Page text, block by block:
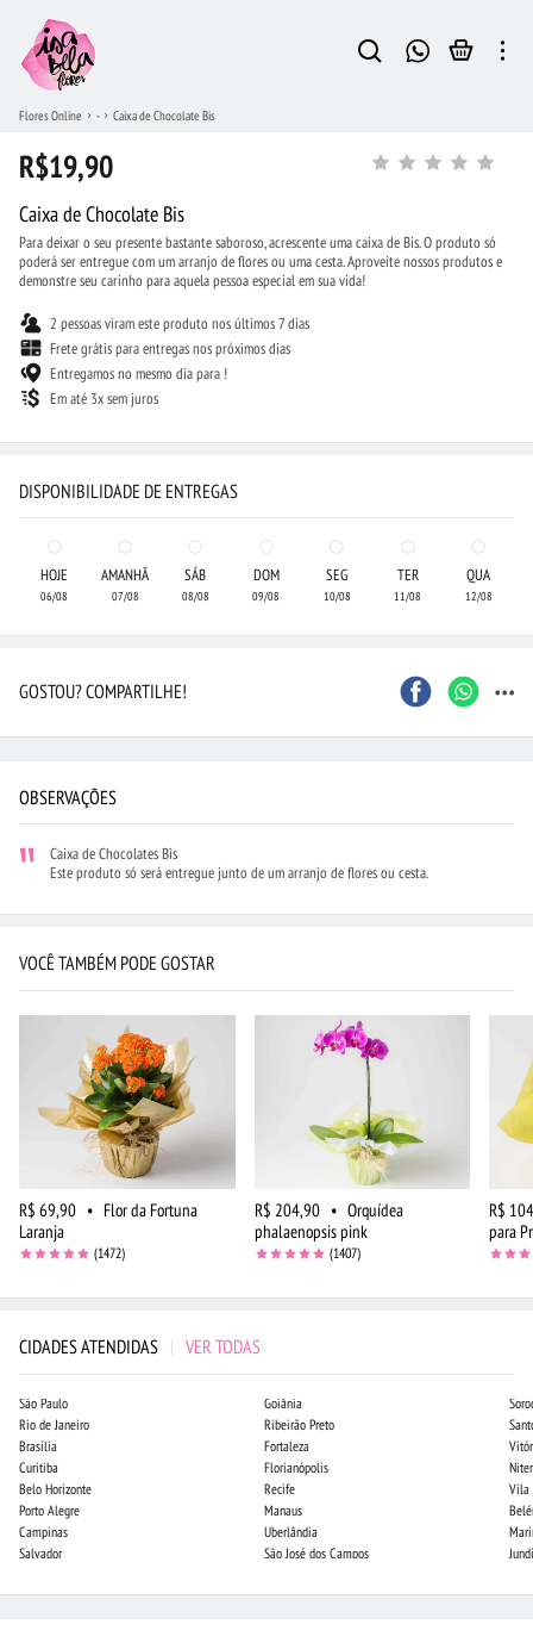
Flores Online - Caixa de Chocolate Bis
R$19,90
Caixa de Chocolate Bis
Para deixar o seu presente bastante saboroso, acrescente uma caixa de Bis. O produto só
poderá ser entregue com um arranjo de flores ou uma cesta. Aproveite nossos produtos e
demonstre seu carinho para aquela pessoa especial em sua vida!
2 pessoas viram este produto nos últimos 7 dias
Frete grátis para entregas nos próximos dias
Entregamos no mesmo dia para !
Em até 3x sem juros
DISPONIBILIDADE DE ENTREGAS
HOJE
06/08
AMANHÃ
07/08
SÁB
08/08
DOM
09/08
SEG
10/08
TER
11/08
QUA
12/08
GOSTOU? COMPARTILHE! ...
OBSERVAÇÕES
Caixa de Chocolates Bis
Este produto só será entregue junto de um arranjo de flores ou cesta.
VOCÊ TAMBÉM PODE GOSTAR
R$ 69,90 • Flor da Fortuna
Laranja
(1472)
R$ 204,90 • Orquídea
phalaenopsis pink
(1407)
R$
para
CIDADES ATENDIDAS | VER TODAS
São Paulo
Rio de Janeiro
Brasília
Curitiba
Belo Horizonte
Porto Alegre
Campinas
Salvador
Goiânia
Ribeirão Preto
Fortaleza
Florianópolis
Recife
Manaus
Uberlândia
São José dos Campos
Vila